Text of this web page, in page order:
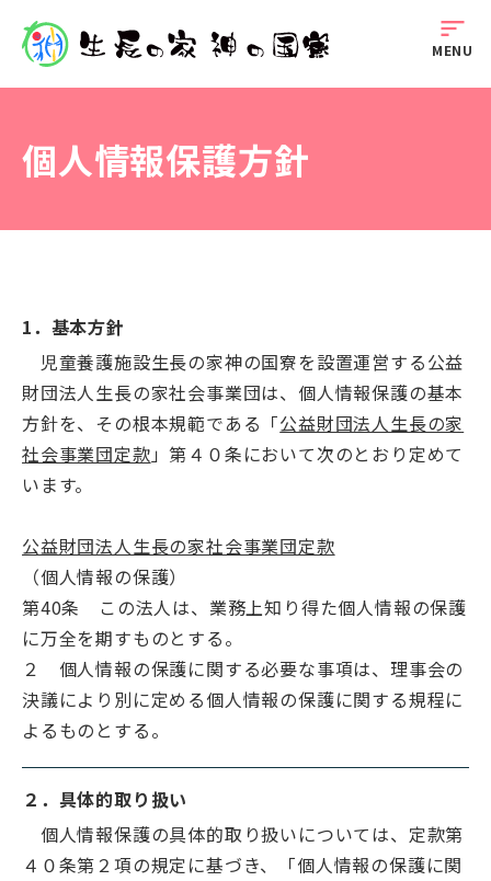
sort
MENU
個人情報保護方針
1．基本方針
児童養護施設生長の家神の国寮を設置運営する公益
財団法人生長の家社会事業団は、個人情報保護の基本
方針を、その根本規範である「公益財団法人生長の家
社会事業団定款 」第４０条において次のとおり定めて
います。
公益財団法人生長の家社会事業団定款
（個人情報の保護）
第40条 この法人は、業務上知り得た個人情報の保護
に万全を期すものとする。
２ 個人情報の保護に関する必要な事項は、理事会の
決議により別に定める個人情報の保護に関する規程に
よるものとする。
２．具体的取り扱い
個人情報保護の具体的取り扱いについては、定款第
４０条第２項の規定に基づき、「個人情報の保護に関